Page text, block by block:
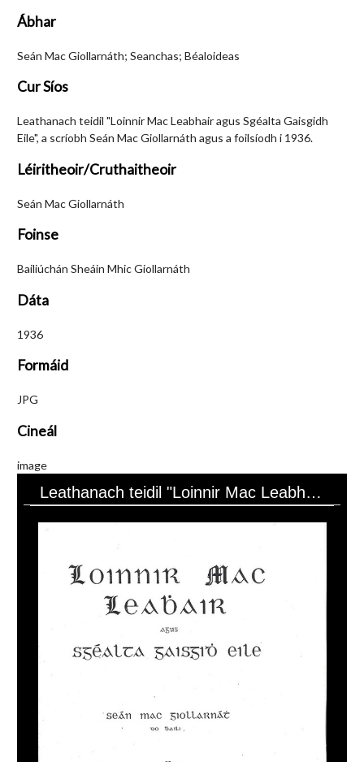
Ábhar
Seán Mac Giollarnáth; Seanchas; Béaloideas
Cur Síos
Leathanach teidil "Loinnir Mac Leabhair agus Sgéalta Gaisgidh
Eile", a scríobh Seán Mac Giollarnáth agus a foilsíodh i 1936.
Léiritheoir/Cruthaitheoir
Seán Mac Giollarnáth
Foinse
Bailiúchán Sheáin Mhic Giollarnáth
Dáta
1936
Formáid
JPG
Cineál
image
Leathanach teidil "Loinnir Mac Leabhair agus Sgéalta Gaisgidh Eile"